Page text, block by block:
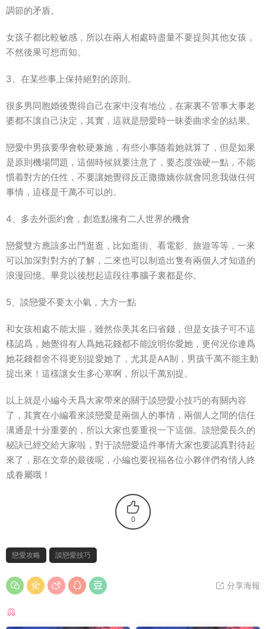
調節的矛盾。
女孩子都比較敏感，所以在兩人相處時盡量不要提與其他女孩，
不然後果可想而知。
3、在某些事上保持絕對的原則。
很多男同胞婚後覺得自己在家中沒有地位，在家裏不管事大事老
婆都不讓自己決定，其實，這就是戀愛時一昧委曲求全的結果。
戀愛中男孩要學會軟硬兼施，有些小事随着她就算了，但是如果
是原則機場問題，這個時候就要注意了，要态度強硬一點，不能
慣着對方的任性，不要讓她覺得反正撒撒嬌你就會同意我做任何
事情，這樣是千萬不可以的。
4、多去外面約會，創造點擁有二人世界的機會
戀愛雙方應該多出門逛逛，比如逛街、看電影、旅遊等等，一來
可以加深對對方的了解，二來也可以制造出隻有兩個人才知道的
浪漫回憶。畢竟以後想起這段往事腦子裏都是你。
5、談戀愛不要太小氣，大方一點
和女孩相處不能太摳，雖然你美其名曰省錢，但是女孩子可不這
樣認爲，她覺得有人爲她花錢都不能說明你愛她，更何況你連爲
她花錢都舍不得更别提愛她了，尤其是AA制，男孩千萬不能主動
提出來！這樣讓女生多心寒啊，所以千萬别提。
以上就是小編今天爲大家帶來的關于談戀愛小技巧的有關内容
了，其實在小編看來談戀愛是兩個人的事情，兩個人之間的信任
溝通是十分重要的，所以大家也要重視一下這個。談戀愛長久的
秘訣已經交給大家啦，對于談戀愛這件事情大家也要認真對待起
來了，那在文章的最後呢，小編也要祝福各位小夥伴們有情人終
成眷屬哦！
0
戀愛攻略 談戀愛技巧
分享海報